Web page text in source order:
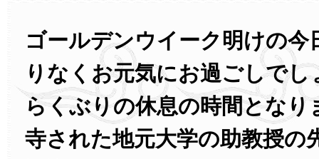
ゴールデンウイーク明けの今
りなくお元気にお過ごしで
らくぶりの休息の時間となり
寺された地元大学の助教授の